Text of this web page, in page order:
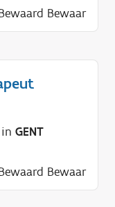
Bewaar
GENT
Bewaar